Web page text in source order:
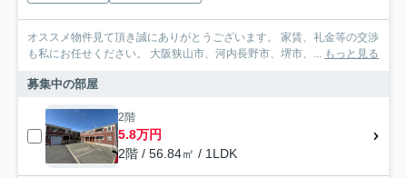
オススメ物件見て頂き誠にありがとうございます。 家賃、礼金等の交渉
も私にお任せください。 大阪狭山市、河内長野市、堺市、... もっと見る
募集中の部屋
2階
5.8万円
2階 / 56.84㎡ / 1LDK